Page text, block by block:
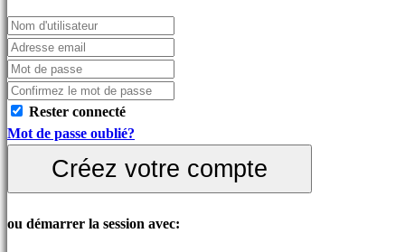
de
Sport
Jeux
de
Tir
Jeux
course
Jeux
casual
Rester connecté
Mot de passe oublié?
Créez votre compte
ou démarrer la session avec: